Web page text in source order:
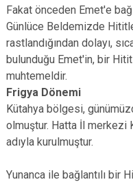
Fakat önceden Emet'e
Günlüce Beldemizde
rastlandığından dolayı,
bulunduğu Emet'in, bir
muhtemeldir.
Frigya Dönemi
Kütahya bölgesi,
olmuştur. Hatta İl merkezi
adıyla kurulmuştur.
Yunanca ile bağlantılı bir